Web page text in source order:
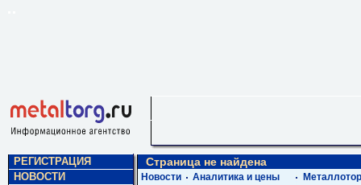
РЕГИСТРАЦИЯ
НОВОСТИ
Страница не найдена
Новости Аналитика и цены